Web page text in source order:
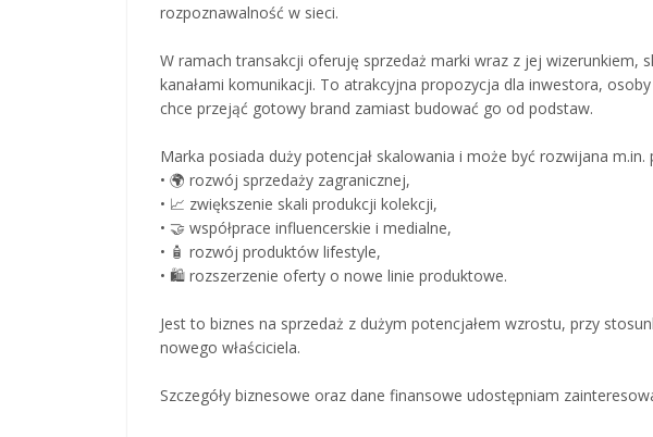
rozpoznawalność w sieci.
W ramach transakcji oferuję sprzedaż marki wraz z jej wizerunkiem,
kanałami komunikacji. To atrakcyjna propozycja dla inwestora,
chce przejąć gotowy brand zamiast budować go od podstaw.
Marka posiada duży potencjał skalowania i może być rozwijana m.in.
• 🌍 rozwój sprzedaży zagranicznej,
• 📈 zwiększenie skali produkcji kolekcji,
• 🤝 współprace influencerskie i medialne,
• 🧴 rozwój produktów lifestyle,
• 🛍 rozszerzenie oferty o nowe linie produktowe.
Jest to biznes na sprzedaż z dużym potencjałem wzrostu, przy
nowego właściciela.
Szczegóły biznesowe oraz dane finansowe udostępniam